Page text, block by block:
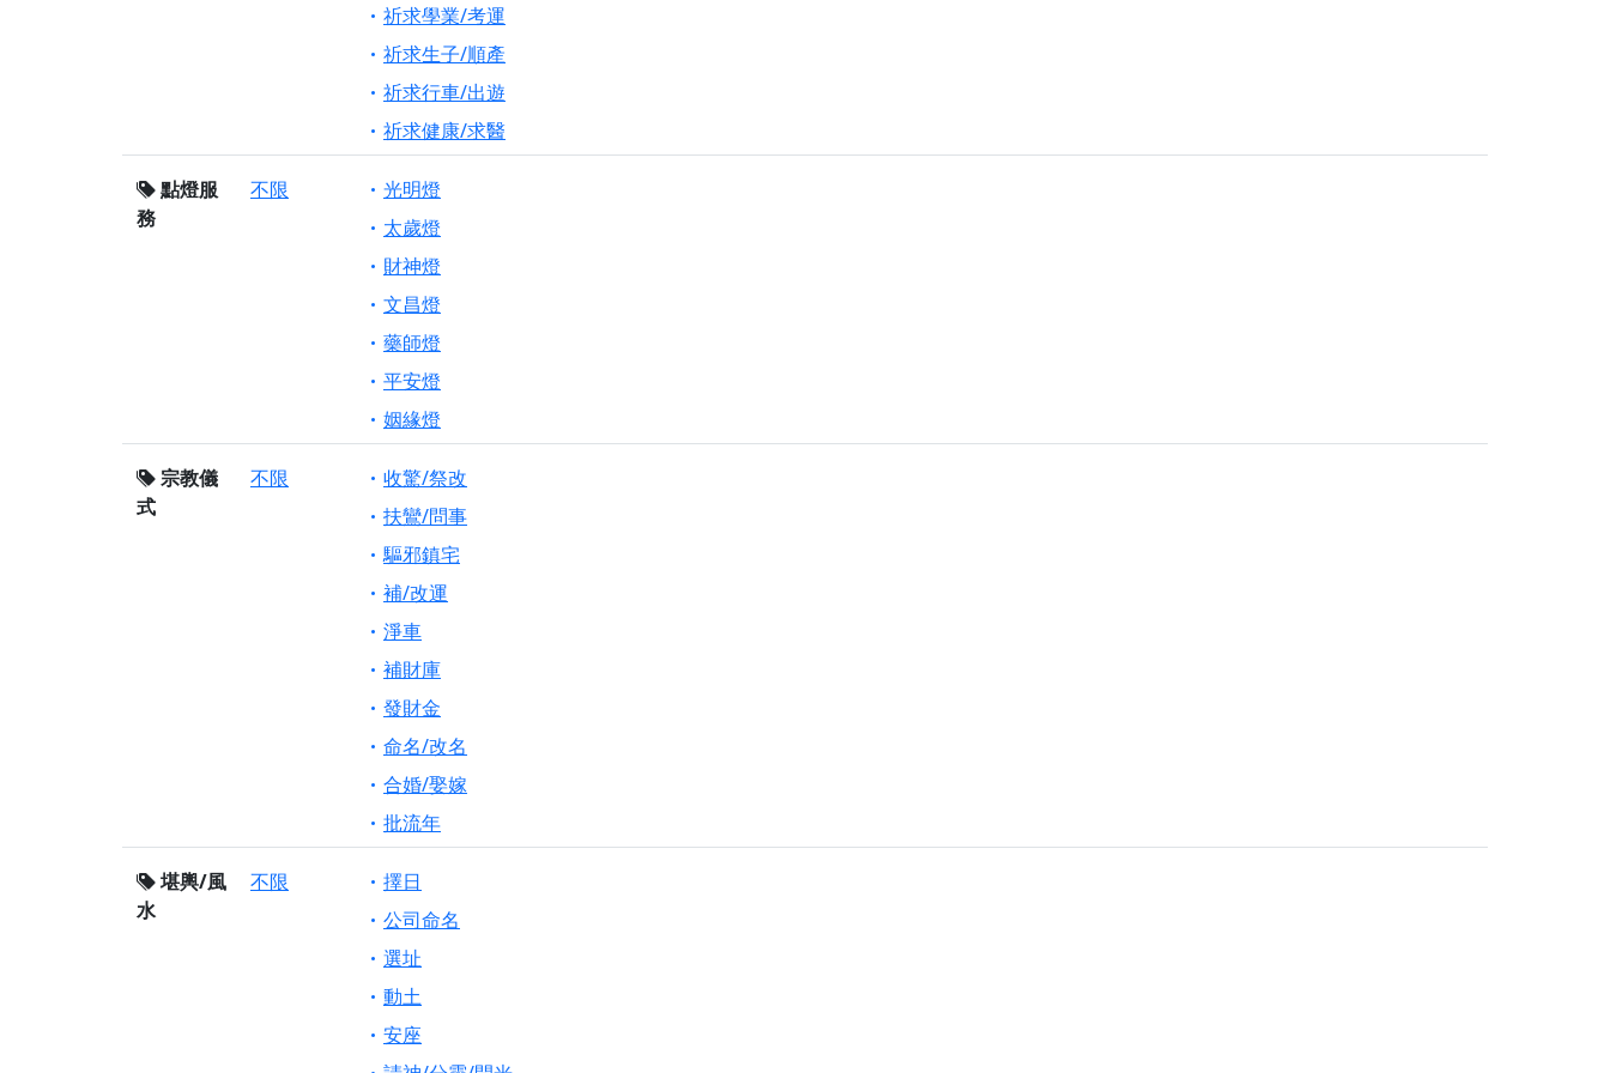
祈求學業/考運
祈求生子/順產
祈求行車/出遊
祈求健康/求醫
點燈服
務
不限
光明燈
太歲燈
財神燈
文昌燈
藥師燈
平安燈
姻緣燈
宗教儀
式
不限
收驚/祭改
扶鸞/問事
驅邪鎮宅
補/改運
淨車
補財庫
發財金
命名/改名
合婚/娶嫁
批流年
堪輿/風
水
不限
擇日
公司命名
選址
動土
安座